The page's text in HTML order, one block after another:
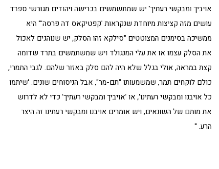
אויביך ומבקשי רעתיך' יש שמתשמשים בכרישה ויהודים מגורשי ספרד
עושים מזה קציצות מיוחדת שנקראות 'קפטיקאס דה פרסה'" היא
ממשיכה בסימנים המצוטטים "סילקא זהו הסלק, יש שנוהגים לאכול
את הסלק עצמו או את עלי המנגולד ויש שמשתמשים בתרד שדומה
קצת במראה, אולי בגלל שלא היה להם סלק באזור שלהם. לגבי התמרי,
כולם לוקחים תמר, שמשמעותו "תם-מר", אבל הניסוחים שונים. 'שיתמו
כל אויבנו ומבקשי רעתינו', או 'אויביך ומבקשי רעתיך' כדי לא לדרוש
את מותם של השונאים, ויש אומרים אויבנו ומבקשי רעתינו זה היצר
הרע. "